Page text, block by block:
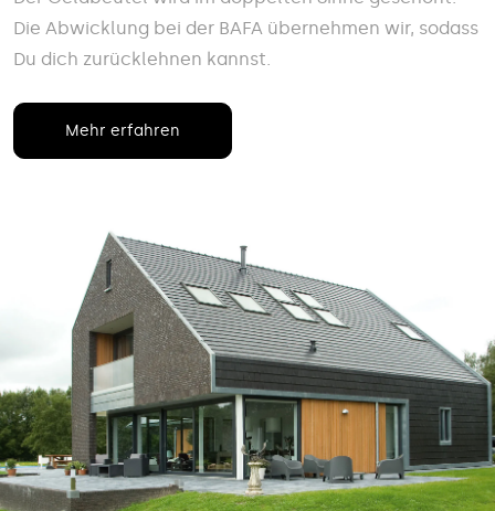
Die Abwicklung bei der BAFA übernehmen wir, sodass
Du dich zurücklehnen kannst.
Mehr erfahren